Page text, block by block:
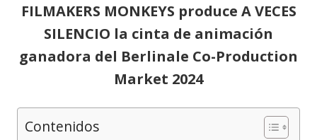
FILMAKERS MONKEYS produce A VECES
SILENCIO la cinta de animación
ganadora del Berlinale Co-Production
Market 2024
Contenidos